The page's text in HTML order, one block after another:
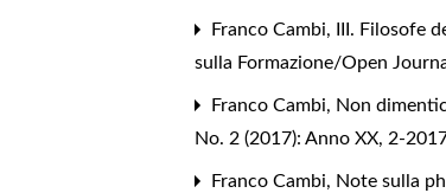
Franco Cambi, III. Filosofe
sulla Formazione/Open
Franco Cambi, Non
No. 2 (2017): Anno XX, 2-
Franco Cambi, Note sulla